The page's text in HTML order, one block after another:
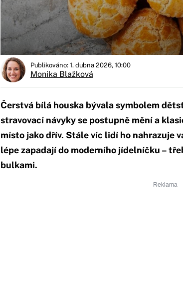
Publikováno: 1. dubna 2026, 10:00
Monika Blažková
Čerstvá bílá houska bývala symbolem
stravovací návyky se postupně mění a
místo jako dřív. Stále víc lidí ho nahrazuje
lépe zapadají do moderního jídelníčku –
bulkami.